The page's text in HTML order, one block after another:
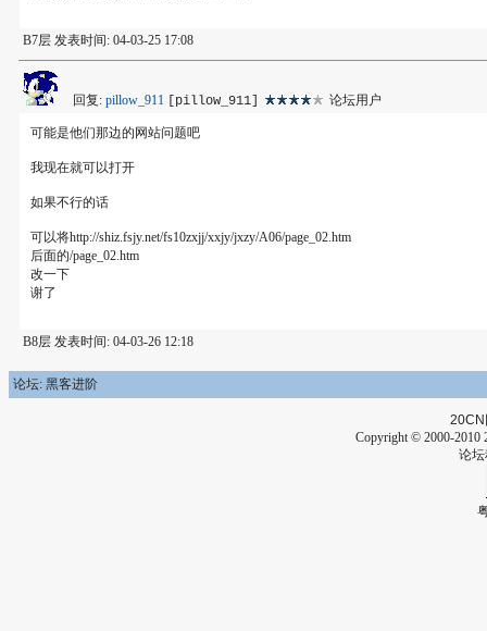
B7层 发表时间: 04-03-25 17:08
回复: pillow_911 [pillow_911] 论坛用户
可能是他们那边的网站问题吧
我现在就可以打开
如果不行的话
可以将http://shiz.fsjy.net/fs10zxjj/xxjy/jxzy/A06/page_02.htm
后面的/page_02.htm
改一下
谢了
B8层 发表时间: 04-03-26 12:18
论坛: 黑客进阶
20CN
Copyright © 2000-2010
论